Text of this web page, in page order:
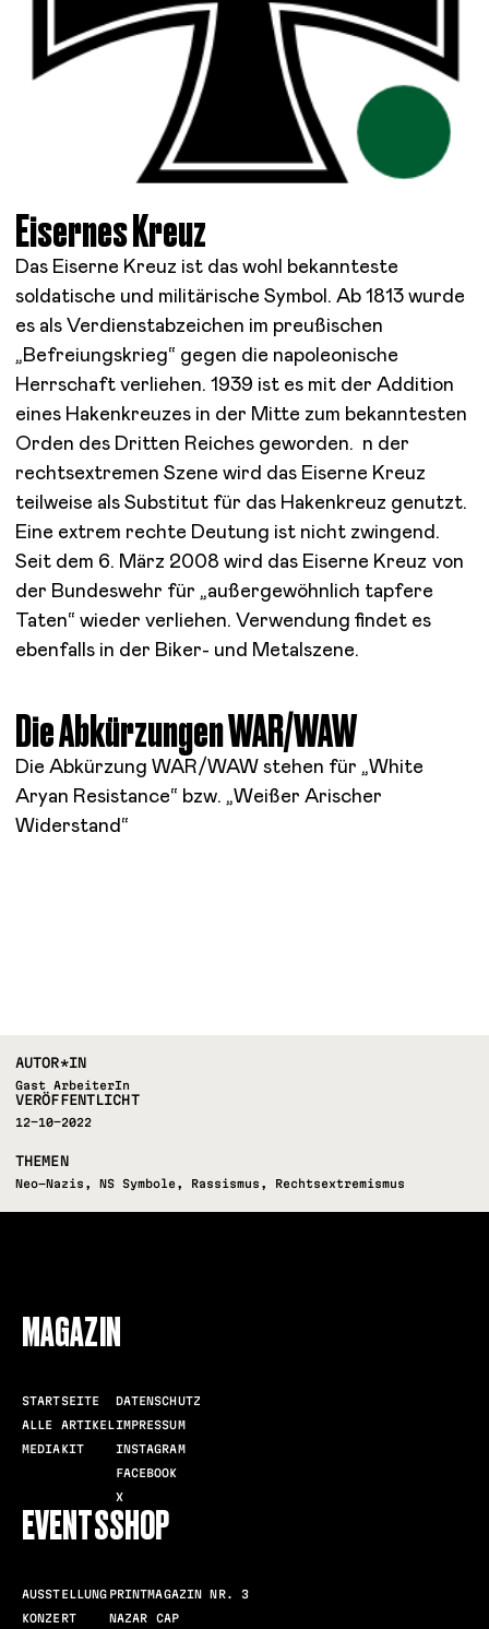
Eisernes Kreuz
Das Eiserne Kreuz ist das wohl bekannteste
soldatische und militärische Symbol. Ab 1813 wurde
es als Verdienstabzeichen im preußischen
„Befreiungskrieg“ gegen die napoleonische
Herrschaft verliehen. 1939 ist es mit der Addition
eines Hakenkreuzes in der Mitte zum bekanntesten
Orden des Dritten Reiches geworden. n der
rechtsextremen Szene wird das Eiserne Kreuz
teilweise als Substitut für das Hakenkreuz genutzt.
Eine extrem rechte Deutung ist nicht zwingend.
Seit dem 6. März 2008 wird das Eiserne Kreuz von
der Bundeswehr für „außergewöhnlich tapfere
Taten“ wieder verliehen. Verwendung findet es
ebenfalls in der Biker- und Metalszene.
Die AbkürzungenWAR/WAW
Die Abkürzung WAR/WAW stehen für „White
Aryan Resistance“ bzw. „Weißer Arischer
Widerstand“
AUTOR*IN
Gast ArbeiterIn
VERÖFFENTLICHT
12-10-2022
THEMEN
Neo-Nazis ,NS Symbole , Rassismus , Rechtsextremismus
MAGAZIN
STARTSEITE
ALLE ARTIKEL
MEDIAKIT
DATENSCHUTZ
IMPRESSUM
INSTAGRAM
FACEBOOK
X
EVENTS
AUSSTELLUNG
KONZERT
SHOP
PRINTMAGAZIN NR. 3
NAZAR CAP